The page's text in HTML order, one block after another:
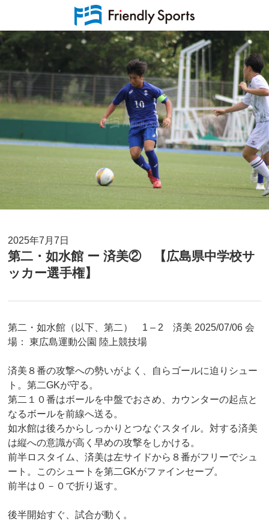
2025年7月7日
第二・如水館 ー 済美② 【広島県中学校サ
ッカー選手権】
第二・如水館（以下、第二） 1 – 2 済美 2025/07/06 会
場： 東広島運動公園 陸上競技場
済美８番の攻撃への勢いがよく、自らゴールに迫りシュー
ト。第二GKが守る。
第二１０番はボールを中盤でおさめ、カウンターの起点と
なるボールを前線へ送る。
如水館は後ろからしっかりとつなぐスタイル。対する済美
は縦への意識が高く早めの攻撃をしかける。
前半ロスタイム、済美は左サイドから８番がフリーでシュ
ート。このシュートを第二GKがファインセーブ。
前半は０－０で折り返す。
後半開始すぐ、試合が動く。